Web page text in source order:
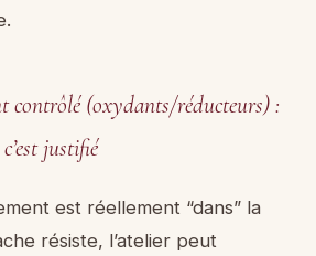
contrôlé (oxydants/réducteurs) :
justifié
est réellement “dans” la
résiste, l’atelier peut